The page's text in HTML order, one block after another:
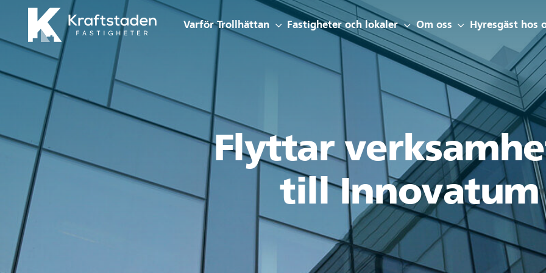
Gå till huvudinnehåll
Varför Trollhättan Fastigheter och lokaler Om oss Hyresgäst hos
Flyttar
till Innovatum